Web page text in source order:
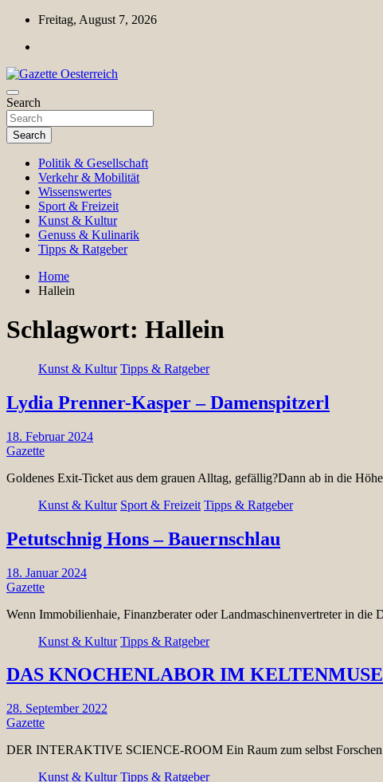
Skip
content
Freitag, August 7, 2026
Gazette Oesterreich
Magazin für Freizeit, Politik, Kultur & Wissenschaft
Search
Search
Politik & Gesellschaft
Verkehr & Mobilität
Wissenswertes
Sport & Freizeit
Kunst & Kultur
Genuss & Kulinarik
Tipps & Ratgeber
Home
Hallein
Schlagwort: Hallein
Kunst & Kultur Tipps & Ratgeber
Lydia Prenner-Kasper – Damenspitzerl
18. Februar 2024
Gazette
Goldenes Exit-Ticket aus dem grauen Alltag, gefällig?Dann ab in die
Kunst & Kultur Sport & Freizeit Tipps & Ratgeber
Petutschnig Hons – Bauernschlau
18. Januar 2024
Gazette
Wenn Immobilienhaie, Finanzberater oder Landmaschinenvertreter in
Kunst & Kultur Tipps & Ratgeber
DAS KNOCHENLABOR IM
28. September 2022
Gazette
DER INTERAKTIVE SCIENCE-ROOM Ein Raum zum selbst
Kunst & Kultur Tipps & Ratgeber